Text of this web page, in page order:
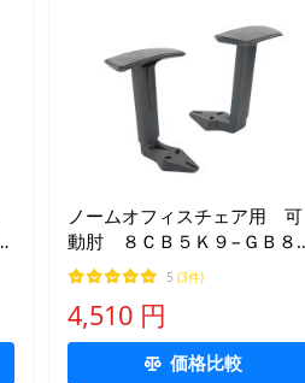
ノームオフィスチェア用 可
動肘 ８ＣＢ５Ｋ９−ＧＢ８
５ １セット 5 (3件)
4,510 円
価格比較